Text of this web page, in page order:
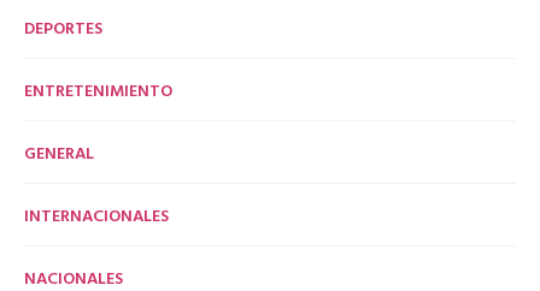
DEPORTES
ENTRETENIMIENTO
GENERAL
INTERNACIONALES
NACIONALES